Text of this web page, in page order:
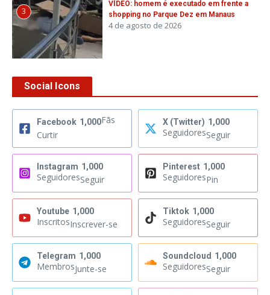
3
VÍDEO: homem é executado em frente a
shopping no Parque Dez em Manaus
4 de agosto de 2026
Social Icons
Facebook 1,000Fãs
Curtir
X (Twitter) 1,000
SeguidoresSeguir
Instagram 1,000
SeguidoresSeguir
Pinterest 1,000
SeguidoresPin
Youtube 1,000
InscritosInscrever-se
Tiktok 1,000
SeguidoresSeguir
Telegram 1,000
MembrosJunte-se
Soundcloud 1,000
SeguidoresSeguir